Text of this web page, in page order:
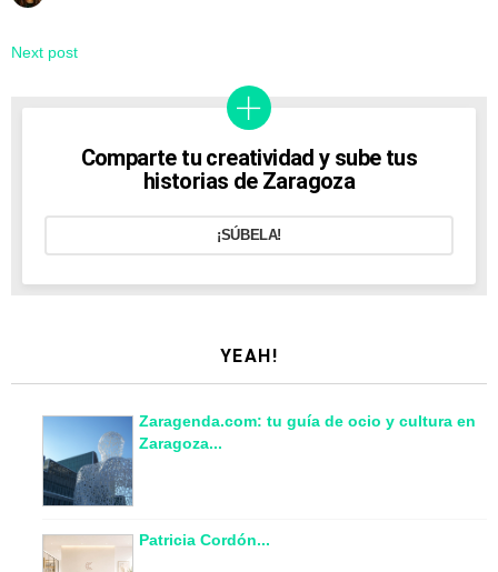
Next post
Comparte tu creatividad y sube tus
historias de Zaragoza
¡SÚBELA!
YEAH!
Zaragenda.com: tu guía de ocio y cultura en
Zaragoza...
Patricia Cordón...